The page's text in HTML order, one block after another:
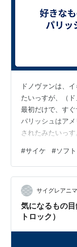
ドノヴァンは、
たいっすが、（
最初だけで、す
パリッシュはア
されたみたいっ
ロワーがいたの
リッシュのデビ
MIND』を目録に
ングス』の方が心
思う。 標題：（
ケ＞ソフトロック
#サイケ #ソフ
サイグレアニ
気になるもの
トロック）